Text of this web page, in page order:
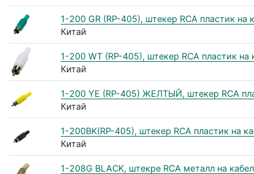
1-200 GR (RP-405), штекер RCA пластик на
Китай
1-200 WT (RP-405), штекер RCA пластик на
Китай
1-200 YE (RP-405) ЖЕЛТЫЙ, штекер RCA
Китай
1-200BK(RP-405), штекер RCA пластик на
Китай
1-208G BLACK, штекре RCA металл на